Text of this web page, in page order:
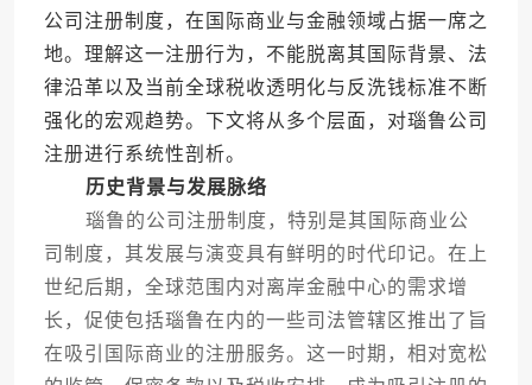
公司注册制度，在国际商业与金融领域占据一席之
地。理解这一注册行为，不能脱离其国际背景、法
律沿革以及当前全球税收透明化与反洗钱标准不断
强化的宏观趋势。下文将从多个层面，对瑙鲁公司
注册进行系统性剖析。
历史背景与发展脉络
瑙鲁的公司注册制度，特别是其国际商业公
司制度，其发展与演变具有鲜明的时代印记。在上
世纪后期，全球范围内对离岸金融中心的需求增
长，促使包括瑙鲁在内的一些司法管辖区推出了旨
在吸引国际商业的注册服务。这一时期，相对宽松